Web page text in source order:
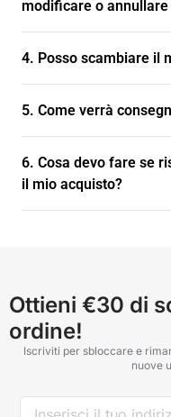
spedizione e restituzione.
modificare o
una volta spedito.
4. Posso scambiare il
consigliamo di restituire
nuovo articolo. Per
nostra Politica di
5. Come verrà
DHL e GLS. Riceverai
quando il tuo ordine verrà
tracciare il tuo ordine.
consegna per ricevere il
6. Cosa devo fare se
il mio acquisto?
Ottieni €30 di
ordine!
Iscriviti per sbloccare e
nuove